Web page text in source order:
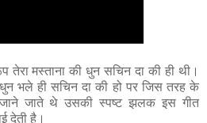
तेरा मस्ताना की धुन सचिन दा की ही थी।
भले ही सचिन दा की हो पर जिस तरह के
जाते थे उसकी स्पष्ट झलक इस गीत
देती है।